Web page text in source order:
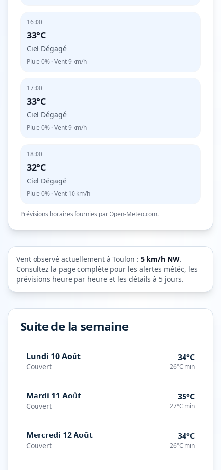
16:00
33°C
Ciel Dégagé
Pluie 0% · Vent9 km/h
17:00
33°C
Ciel Dégagé
Pluie 0% · Vent9 km/h
18:00
32°C
Ciel Dégagé
Pluie 0% · Vent 10 km/h
Prévisions horaires fournies parOpen-Meteo.com.
Vent observé actuellement à Toulon : 5 km/h NW.
Consultez la page complète pour les alertes météo, les
prévisions heure par heure et les détails à 5 jours.
Suite de la semaine
Lundi 10 Août
Couvert
34°C
26°C min
Mardi 11 Août
Couvert
35°C
27°C min
Mercredi 12 Août
Couvert
34°C
26°C min